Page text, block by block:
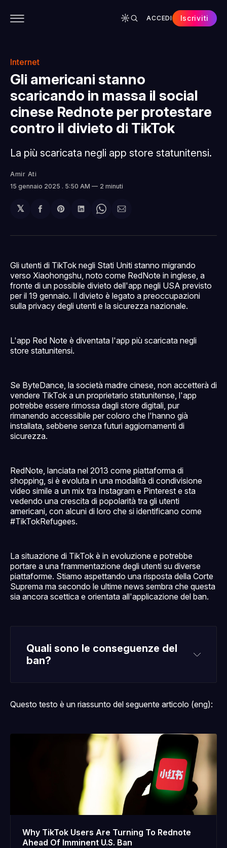
ACCEDI Iscriviti
Internet
Gli americani stanno
scaricando in massa il social
cinese Rednote per protestare
contro il divieto di TikTok
La più scaricata negli app store statunitensi.
Amir Ati
15 gennaio 2025 . 5:50 AM 2 minuti
𝕏
Condividi
Facebook
Share
Pinterest
Condividi
LinkedIn
Share
WhatsApp
Condividi
email
Gli utenti di TikTok negli Stati Uniti stanno migrando
verso Xiaohongshu, noto come RedNote in inglese, a
fronte di un possibile divieto dell'app negli USA previsto
per il 19 gennaio. Il divieto è legato a preoccupazioni
sulla privacy degli utenti e la sicurezza nazionale.
L'app Red Note è diventata l'app più scaricata negli
store statunitensi.
Se ByteDance, la società madre cinese, non accetterà di
vendere TikTok a un proprietario statunitense, l'app
potrebbe essere rimossa dagli store digitali, pur
rimanendo accessibile per coloro che l'hanno già
installata, sebbene senza futuri aggiornamenti di
sicurezza.
RedNote, lanciata nel 2013 come piattaforma di
shopping, si è evoluta in una modalità di condivisione
video simile a un mix tra Instagram e Pinterest e sta
vedendo una crescita di popolarità tra gli utenti
americani, con alcuni di loro che si identificano come
#TikTokRefugees.
La situazione di TikTok è in evoluzione e potrebbe
portare a una frammentazione degli utenti su diverse
piattaforme. Stiamo aspettando una risposta della Corte
Suprema ma secondo le ultime news sembra che questa
sia ancora scettica e orientata all'applicazione del ban.
Quali sono le conseguenze del
ban?
Questo testo è un riassunto del seguente articolo (eng):
Why TikTok Users Are Turning To Rednote
Ahead Of Imminent U.S. Ban